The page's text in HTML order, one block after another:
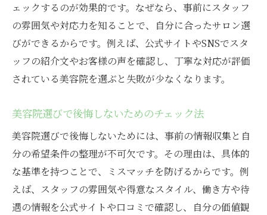
ェックするのが効果的です。なぜなら、事前にスタッフ
の雰囲気や対応力を知ることで、自分に合ったサロン選
びができるからです。例えば、公式サイトやSNSでスタ
ッフの紹介文やお客様の声を確認し、丁寧な対応が評価
されている美容院を選ぶと失敗が少なくなります。
美容院選びで後悔しないためのチェック法
美容院選びで後悔しないためには、事前の情報収集と自
分の希望条件の整理が不可欠です。その理由は、具体的
な基準を持つことで、ミスマッチを防げるからです。例
えば、スタッフの雰囲気や得意なスタイル、働き方や待
遇の情報を公式サイトや口コミで確認し、自分の価値観